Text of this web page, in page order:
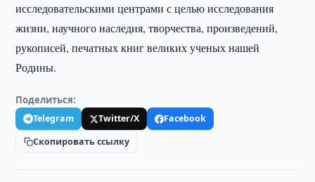
исследовательскими центрами с целью исследования
жизни, научного наследия, творчества, произведений,
рукописей, печатных книг великих ученых нашей
Родины.
Поделиться:
Telegram Twitter/X
Facebook
Скопировать ссылку